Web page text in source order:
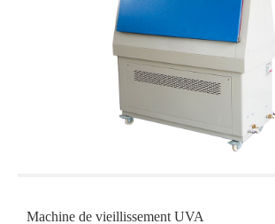
Machine de vieillissement UVA